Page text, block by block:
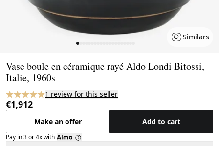
Similars
Vase boule en céramique rayé Aldo Londi Bitossi,
Italie, 1960s
1 review for this seller
€1,912
Make an offer Add to cart
Pay in 3 or 4x with